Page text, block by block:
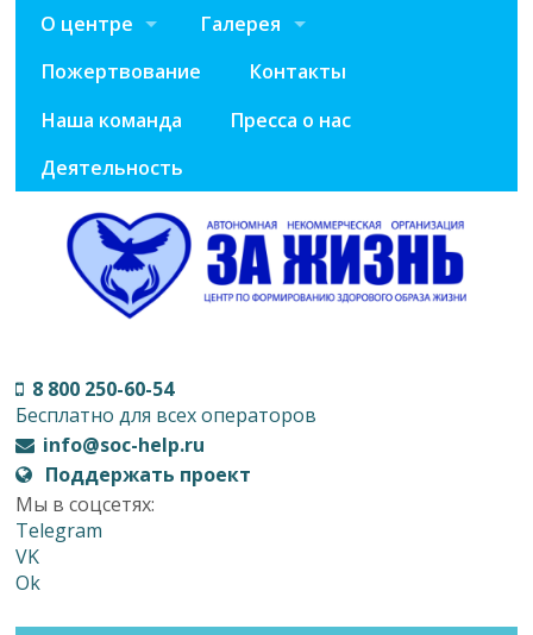
О центре
Галерея
Пожертвование
Контакты
Наша команда
Пресса о нас
Деятельность
8 800 250-60-54
Бесплатно для всех операторов
info@soc-help.ru
Поддержать проект
Мы в соцсетях:
Telegram
VK
Ok